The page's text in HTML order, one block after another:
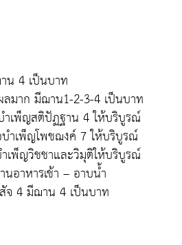
น 4 เป็นบาท
ลมาก มีฌาน1-2-3-4 เป็นบาท
ำเพ็ญสติปัฏฐาน 4 ให้บริบูรณ์
ำเพ็ญโพชฌงค์ 7 ให้บริบูรณ์
เพ็ญวิชชาและวิมุติให้บริบูรณ์
อาหารเช้า – อาบน้ำ
จ 4 มีฌาน 4 เป็นบาท